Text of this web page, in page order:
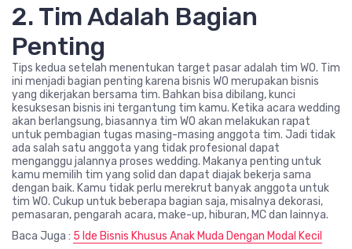
2. Tim Adalah Bagian
Penting
Tips kedua setelah menentukan target pasar adalah tim WO. Tim
ini menjadi bagian penting karena bisnis WO merupakan bisnis
yang dikerjakan bersama tim. Bahkan bisa dibilang, kunci
kesuksesan bisnis ini tergantung tim kamu. Ketika acara wedding
akan berlangsung, biasannya tim WO akan melakukan rapat
untuk pembagian tugas masing-masing anggota tim. Jadi tidak
ada salah satu anggota yang tidak profesional dapat
menganggu jalannya proses wedding. Makanya penting untuk
kamu memilih tim yang solid dan dapat diajak bekerja sama
dengan baik. Kamu tidak perlu merekrut banyak anggota untuk
tim WO. Cukup untuk beberapa bagian saja, misalnya dekorasi,
pemasaran, pengarah acara, make-up, hiburan, MC dan lainnya.
Baca Juga : 5 Ide Bisnis Khusus Anak Muda Dengan Modal Kecil